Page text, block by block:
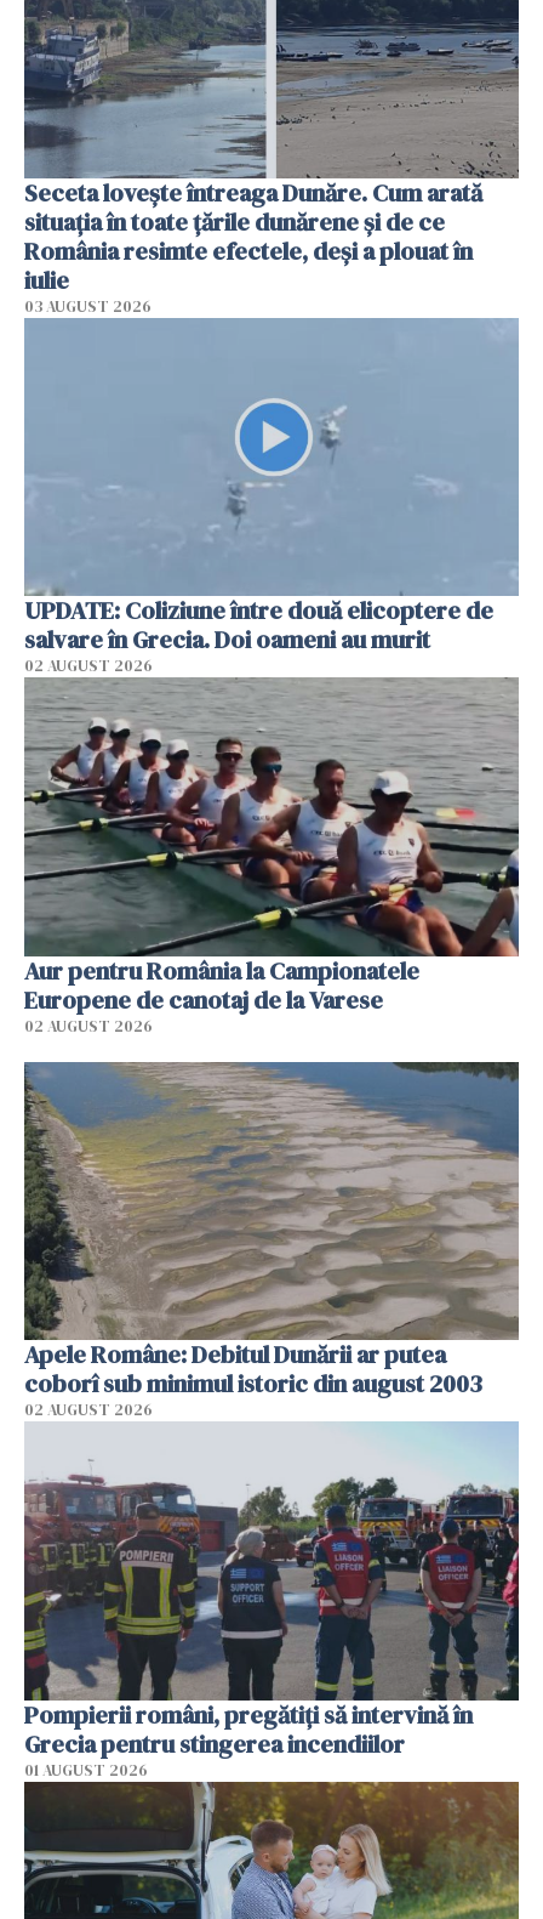
Seceta lovește întreaga Dunăre. Cum arată
situația în toate țările dunărene și de ce
România resimte efectele, deși a plouat în
iulie
03 AUGUST 2026
UPDATE: Coliziune între două elicoptere de
salvare în Grecia. Doi oameni au murit
02 AUGUST 2026
Aur pentru România la Campionatele
Europene de canotaj de la Varese
02 AUGUST 2026
Apele Române: Debitul Dunării ar putea
coborî sub minimul istoric din august 2003
02 AUGUST 2026
Pompierii români, pregătiţi să intervină în
Grecia pentru stingerea incendiilor
01 AUGUST 2026